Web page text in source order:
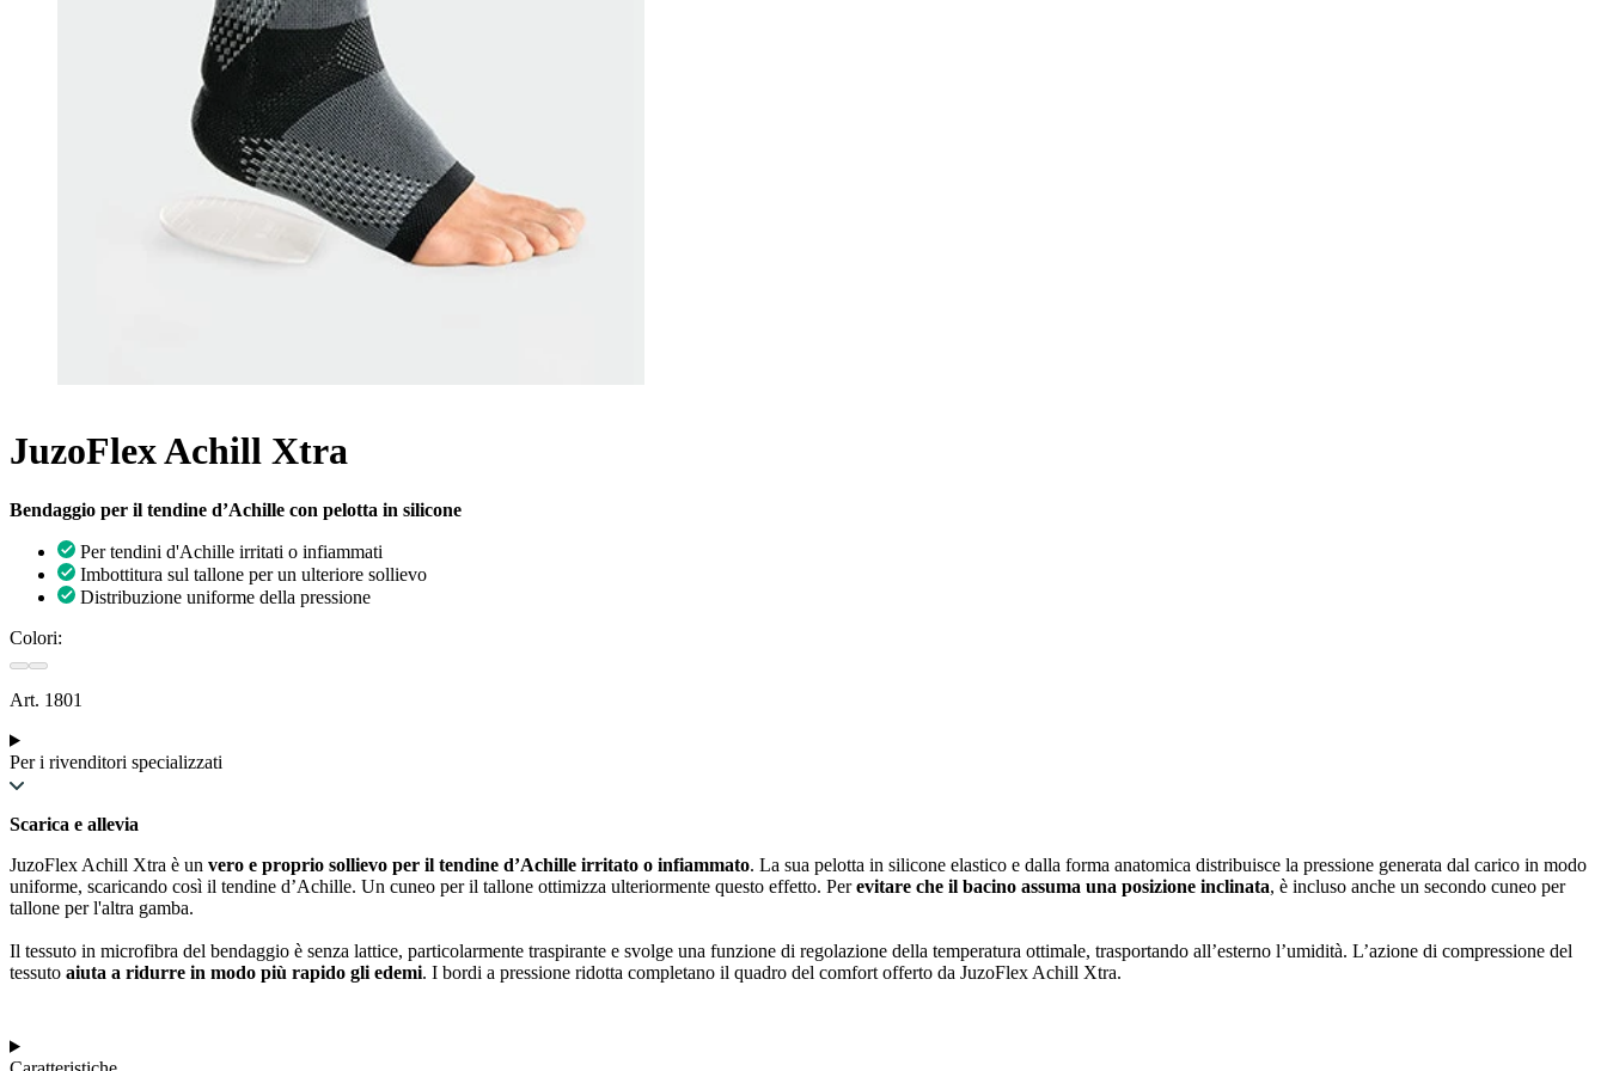
JuzoFlex Achill Xtra
Bendaggio per il tendine d’Achille con pelotta in silicone
Per tendini d'Achille irritati o infiammati
Imbottitura sul tallone per un ulteriore sollievo
Distribuzione uniforme della pressione
Colori:
Art. 1801
Per i rivenditori specializzati
Scarica e allevia
JuzoFlex Achill Xtra è un vero e proprio sollievo per il tendine d’Achille irritato o infiammato. La sua pelotta in silicone elastico e dalla forma anatomica distribuisce la pressione generata dal carico in modo
uniforme, scaricando così il tendine d’Achille. Un cuneo per il tallone ottimizza ulteriormente questo effetto. Perevitare che il bacino assuma una posizione inclinata, è incluso anche un secondo cuneo per
tallone per l'altra gamba.
Il tessuto in microfibra del bendaggio è senza lattice, particolarmente traspirante e svolge una funzione di regolazione della temperatura ottimale, trasportando all’esterno l’umidità. L’azione di compressione del
tessuto aiuta a ridurre in modo più rapido gli edemi. I bordi a pressione ridotta completano il quadro del comfort offerto da JuzoFlex Achill Xtra.